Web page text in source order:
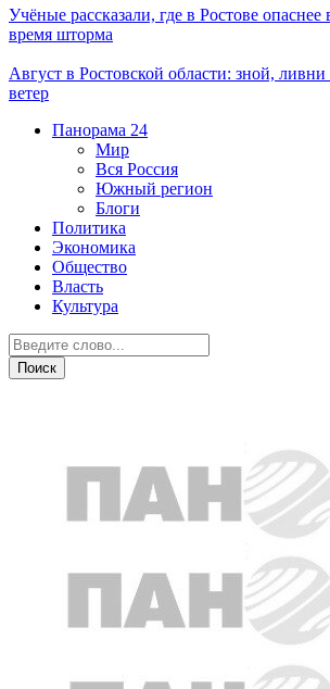
Учёные рассказали, где в Ростове опаснее
время шторма
Август в Ростовской области: зной,
ветер
Панорама 24
Мир
Вся Россия
Южный регион
Блоги
Политика
Экономика
Общество
Власть
Культура